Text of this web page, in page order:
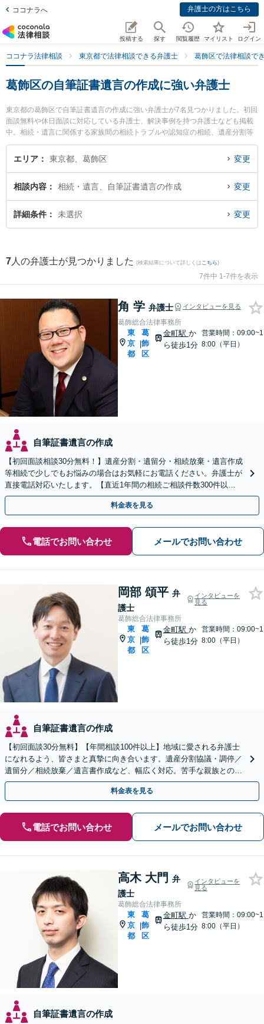
ココナラへ 弁護士の方はこちら
投稿する 探す 閲覧履歴 マイリスト ログイン
ココナラ法律相談 東京都で法律相談できる弁護士 葛飾区で法律相談で
葛飾区の自筆証書遺言の作成に強い弁護士
東京都の葛飾区で自筆証書遺言の作成に強い弁護士が7名見つかりました。初回
面談無料や休日面談に対応している弁護士、解決事例を持つ弁護士なども掲載
中。相続・遺言に関係する家族間の相続トラブルや認知症の相続、遺産分割等
の細かな分野での絞り込み検索もでき便利です。特に葛飾総合法律事務所の角
学弁護士や葛飾総合法律事務所の岡部 頌平弁護士、葛飾総合法律事務所の高木
護士に相談したい』『自筆証書遺言の作成のトラブル解決の実績豊富な近くの
弁護士を検索したい』『初回相談無料で自筆証書遺言の作成を法律相談できる
葛飾区内の弁護士に相談予約したい』などでお困りの相談者さんにおすすめで
エリア 東京都、葛飾区 変更
相談内容 相続・遺言、自筆証書遺言の作成 変更
詳細条件 未選択 変更
7 人の弁護士が見つかりました (検索結果について詳しくは こちら)
7件中 1-7件を表示
角 学 弁護士 インタビューを見る
葛飾総合法律事務所
東
京
都
|
葛
飾
区
金町駅 か
ら徒歩1分
営業時間：09:00~1
8:00（平日）
自筆証書遺言の作成
【初回面談相談30分無料！】遺産分割・遺留分・相続放棄・遺言作成
等相続で少しでもお悩みの場合はお気軽にお電話ください。弁護士が
直接電話対応いたします。【直近1年間の相続ご相談件数300件以
上！】【相続の著書・セミナー多数】【弁護士複数所属】
料金表を見る
電話でお問い合わせ メールでお問い合わせ
岡部 頌平 弁
護士
インタビューを
見る
葛飾総合法律事務所
東
京
都
|
葛
飾
区
金町駅 か
ら徒歩1分
営業時間：09:00~1
8:00（平日）
自筆証書遺言の作成
【初回面談30分無料】【年間相談100件以上】地域に愛される弁護士
になれるよう、皆さまと真摯に向き合います。遺産分割協議・調停／
遺留分／相続放棄／遺言書作成など、幅広く対応。苦手な親族との交
渉や書面作成などもお任せ【分かりやすい費用体系】
料金表を見る
電話でお問い合わせ メールでお問い合わせ
高木 大門 弁
護士
インタビューを
見る
葛飾総合法律事務所
東
京
都
|
葛
飾
区
金町駅 か
ら徒歩1分
営業時間：09:00~1
8:00（平日）
自筆証書遺言の作成